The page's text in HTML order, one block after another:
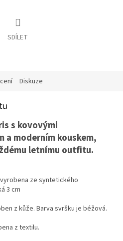
SDÍLET
Diskuze
s kovovými
a moderním kouskem,
letnímu outfitu.
ze syntetického
3 cm
z kůže. Barva svršku je béžová.
z textilu.